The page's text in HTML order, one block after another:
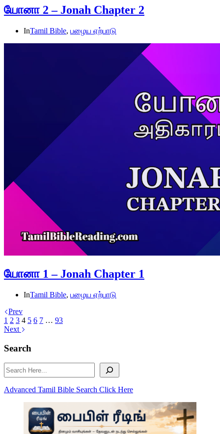
யோனா 2 – Jonah Chapter 2
InTamil Bible, பழைய ஏற்பாடு
யோனா 1 – Jonah Chapter 1
InTamil Bible, பழைய ஏற்பாடு
Prev
1 2 3 4 5 6 7 … 93
Next
Search
Search
Advanced Tamil Bible Search Click Here